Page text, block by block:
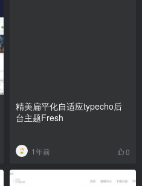
精美扁平化自适应typecho后
台主题Fresh
1年前 0